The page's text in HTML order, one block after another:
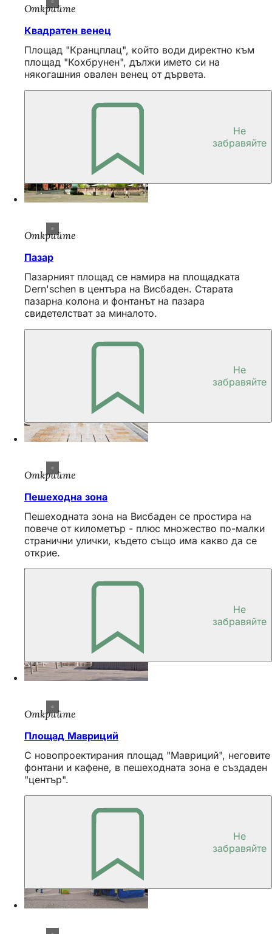
Открийте
Квадратен венец
Площад "Кранцплац", който води директно към
площад "Кохбрунен", дължи името си на
някогашния овален венец от дървета.
Не
забравяйте
Открийте
Пазар
Пазарният площад се намира на площадката
Dern'schen в центъра на Висбаден. Старата
пазарна колона и фонтанът на пазара
свидетелстват за миналото.
Не
забравяйте
Открийте
Пешеходна зона
Пешеходната зона на Висбаден се простира на
повече от километър - плюс множество по-малки
странични улички, където също има какво да се
открие.
Не
забравяйте
Открийте
Площад Мавриций
С новопроектирания площад "Мавриций", неговите
фонтани и кафене, в пешеходната зона е създаден
"център".
Не
забравяйте